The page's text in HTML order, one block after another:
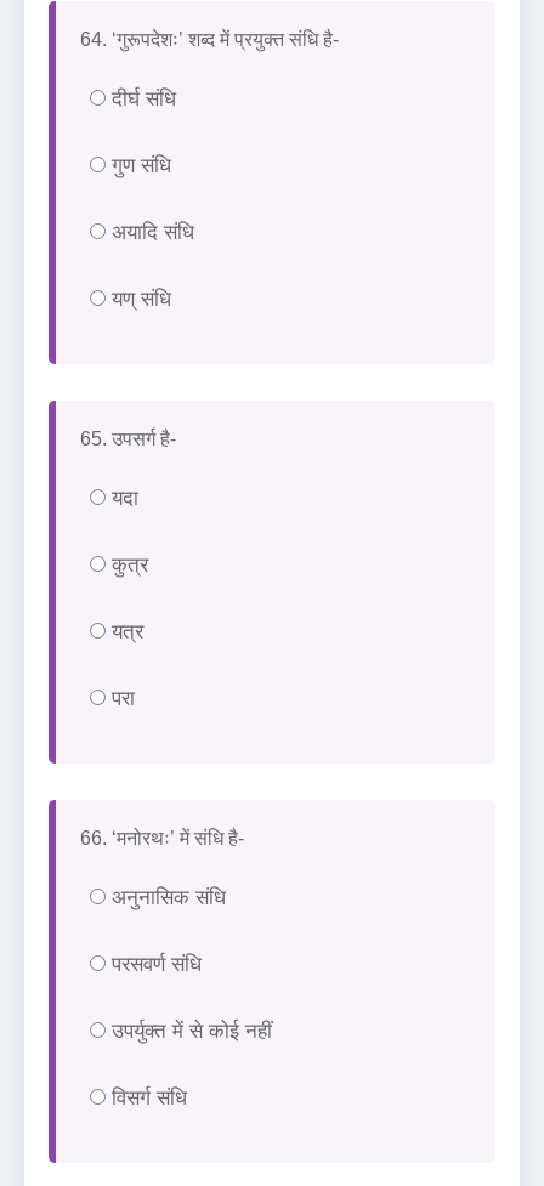
64. ‘गुरूपदेशः’ शब्द में प्रयुक्त संधि है-
दीर्घ संधि
गुण संधि
अयादि संधि
यण् संधि
65. उपसर्ग है-
यदा
कुत्र
यत्र
परा
66. ‘मनोरथः’ में संधि है-
अनुनासिक संधि
परसवर्ण संधि
उपर्युक्त में से कोई नहीं
विसर्ग संधि